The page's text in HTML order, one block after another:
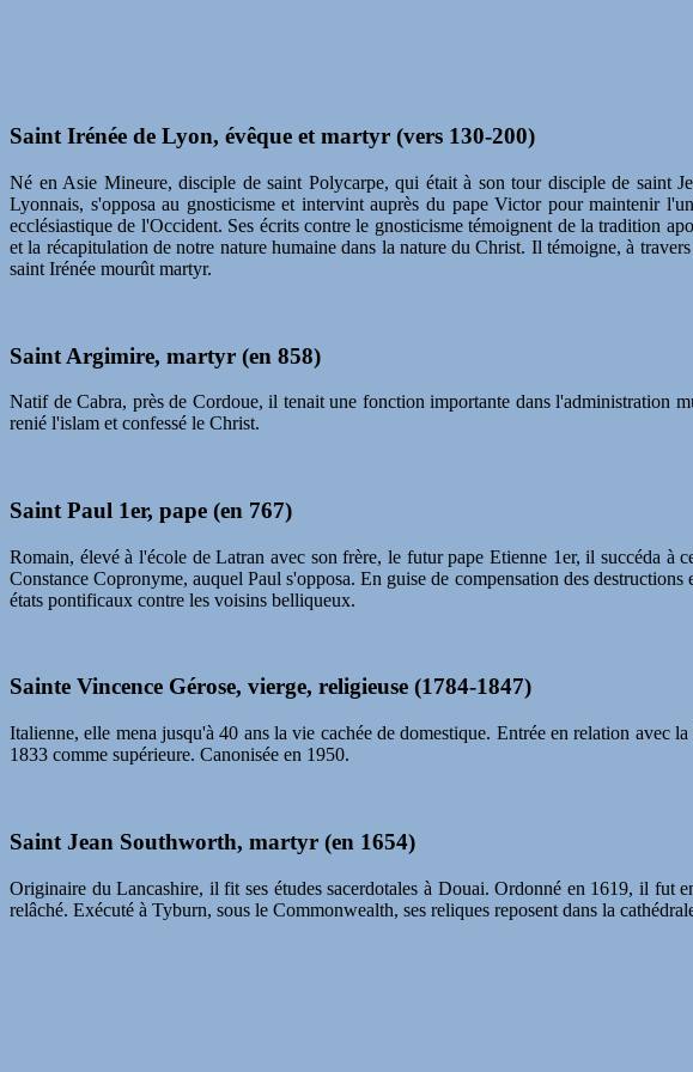
Saint Irénée de Lyon, évêque et martyr (vers 130-200)
Né en Asie Mineure, disciple de saint Polycarpe, qui était à son tour disciple de saint
Lyonnais, s'opposa au gnosticisme et intervint auprès du pape Victor pour maintenir
ecclésiastique de l'Occident. Ses écrits contre le gnosticisme témoignent de la tradition
et la récapitulation de notre nature humaine dans la nature du Christ. Il témoigne, à
saint Irénée mourût martyr.
Saint Argimire, martyr (en 858)
Natif de Cabra, près de Cordoue, il tenait une fonction importante dans l'administration
renié l'islam et confessé le Christ.
Saint Paul 1er, pape (en 767)
Romain, élevé à l'école de Latran avec son frère, le futur pape Etienne 1er, il succéda à
Constance Copronyme, auquel Paul s'opposa. En guise de compensation des
états pontificaux contre les voisins belliqueux.
Sainte Vincence Gérose, vierge, religieuse (1784-1847)
Italienne, elle mena jusqu'à 40 ans la vie cachée de domestique. Entrée en relation avec
1833 comme supérieure. Canonisée en 1950.
Saint Jean Southworth, martyr (en 1654)
Originaire du Lancashire, il fit ses études sacerdotales à Douai. Ordonné en 1619, il fut
relâché. Exécuté à Tyburn, sous le Commonwealth, ses reliques reposent dans la